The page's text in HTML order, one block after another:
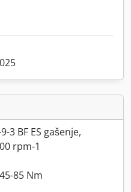
3 BF ES gašenje,
rpm-1
85 Nm